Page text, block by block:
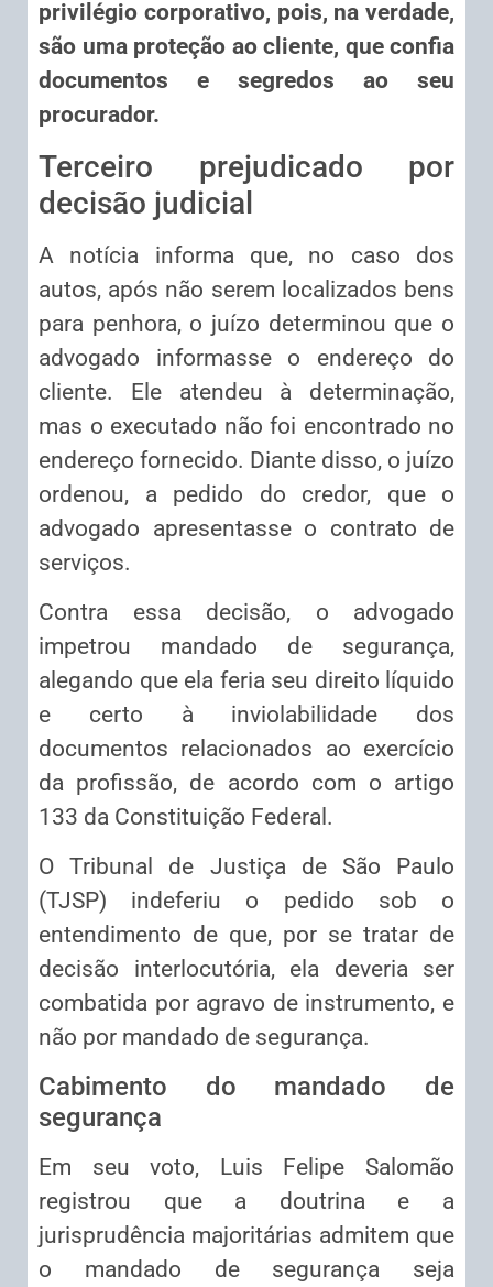
privilégio corporativo, pois, na verdade,
são uma proteção ao cliente, que confia
documentos e segredos ao seu
procurador.
Terceiro prejudicado por
decisão judicial
A notícia informa que, no caso dos
autos, após não serem localizados bens
para penhora, o juízo determinou que o
advogado informasse o endereço do
cliente. Ele atendeu à determinação,
mas o executado não foi encontrado no
endereço fornecido. Diante disso, o juízo
ordenou, a pedido do credor, que o
advogado apresentasse o contrato de
serviços.
Contra essa decisão, o advogado
impetrou mandado de segurança,
alegando que ela feria seu direito líquido
e certo à inviolabilidade dos
documentos relacionados ao exercício
da profissão, de acordo com o artigo
133 da Constituição Federal.
O Tribunal de Justiça de São Paulo
(TJSP) indeferiu o pedido sob o
entendimento de que, por se tratar de
decisão interlocutória, ela deveria ser
combatida por agravo de instrumento, e
não por mandado de segurança.
Cabimento do mandado de
segurança
Em seu voto, Luis Felipe Salomão
registrou que a doutrina e a
jurisprudência majoritárias admitem que
o mandado de segurança seja